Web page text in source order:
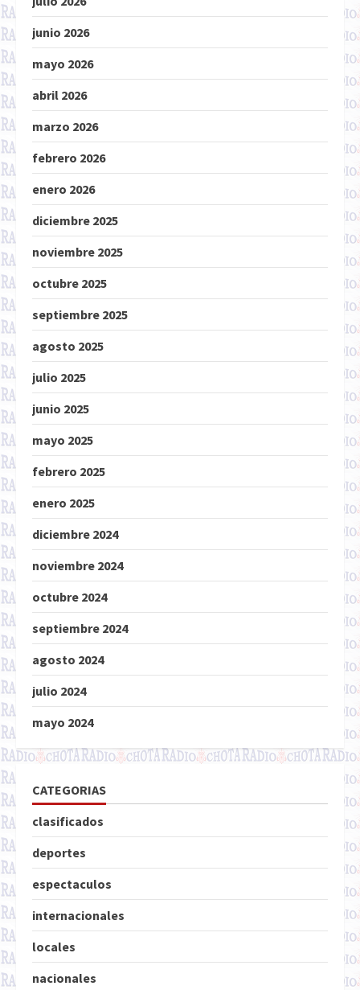
junio 2026
mayo 2026
abril 2026
marzo 2026
febrero 2026
enero 2026
diciembre 2025
noviembre 2025
octubre 2025
septiembre 2025
agosto 2025
julio 2025
junio 2025
mayo 2025
febrero 2025
enero 2025
diciembre 2024
noviembre 2024
octubre 2024
septiembre 2024
agosto 2024
julio 2024
mayo 2024
CATEGORIAS
clasificados
deportes
espectaculos
internacionales
locales
nacionales